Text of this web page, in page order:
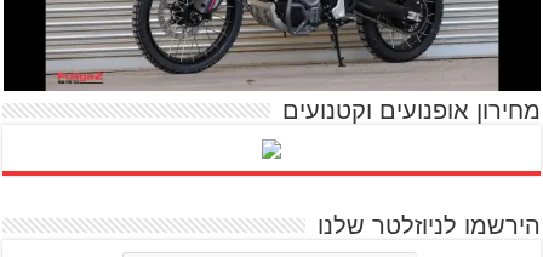
מחירון אופנועים וקטנועים
הירשמו לניוזלטר שלנו